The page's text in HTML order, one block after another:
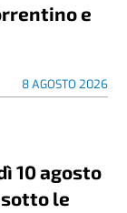
e
8 AGOSTO 2026
10 agosto
sotto le